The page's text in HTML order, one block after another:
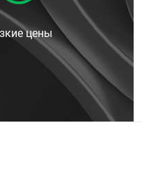
цены